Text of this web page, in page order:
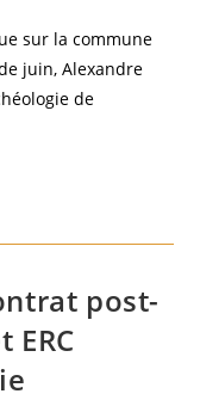
sur la commune
juin, Alexandre
de
post-
ERC